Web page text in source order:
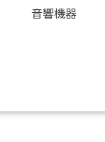
音響機器